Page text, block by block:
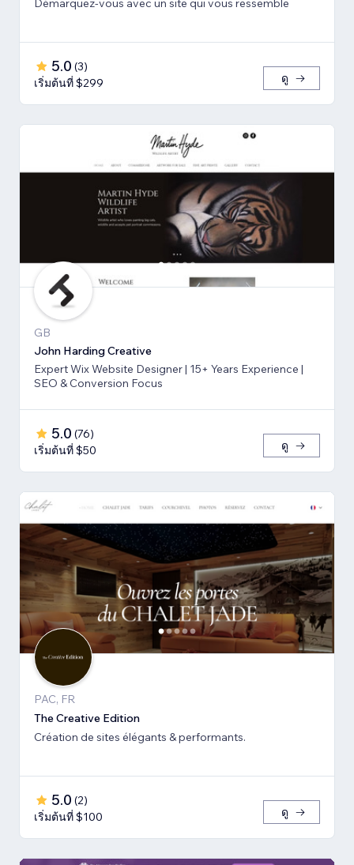
Démarquez-vous avec un site qui vous ressemble
5.0 (3)
เริ่มต้นที่ $299
ดู
GB
John Harding Creative
Expert Wix Website Designer | 15+ Years Experience |
SEO & Conversion Focus
5.0 (76)
เริ่มต้นที่ $50
ดู
PAC, FR
The Creative Edition
Création de sites élégants & performants.
5.0 (2)
เริ่มต้นที่ $100
ดู